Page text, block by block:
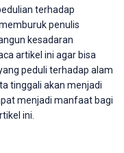
terhadap
penulis
kesadaran
artikel ini agar bisa
peduli terhadap alam
tinggali akan menjadi
menjadi manfaat bagi
ini.